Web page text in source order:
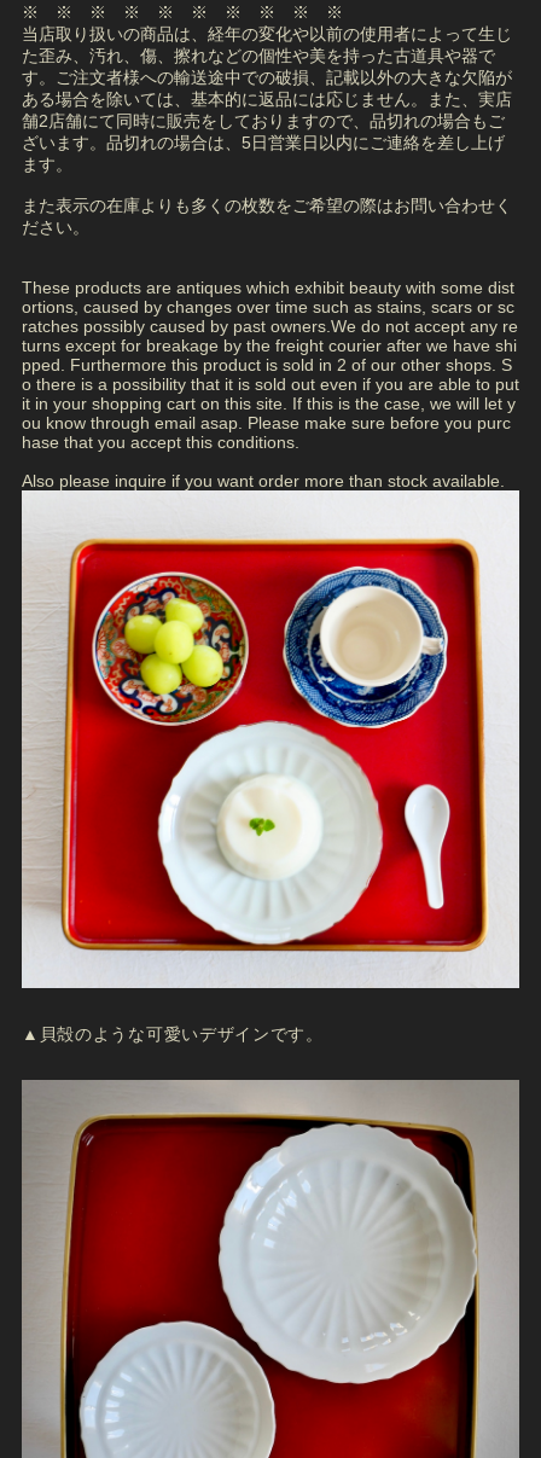
※ ※ ※ ※ ※ ※ ※ ※ ※ ※
当店取り扱いの商品は、経年の変化や以前の使用者によって生じ
た歪み、汚れ、傷、擦れなどの個性や美を持った古道具や器で
す。ご注文者様への輸送途中での破損、記載以外の大きな欠陥が
ある場合を除いては、基本的に返品には応じません。また、実店
舗2店舗にて同時に販売をしておりますので、品切れの場合もご
ざいます。品切れの場合は、5日営業日以内にご連絡を差し上げ
ます。
また表示の在庫よりも多くの枚数をご希望の際はお問い合わせく
ださい。
These products are antiques which exhibit beauty with some dist
ortions, caused by changes over time such as stains, scars or sc
ratches possibly caused by past owners.We do not accept any re
turns except for breakage by the freight courier after we have shi
pped. Furthermore this product is sold in 2 of our other shops. S
o there is a possibility that it is sold out even if you are able to put
it in your shopping cart on this site. If this is the case, we will let y
ou know through email asap. Please make sure before you purc
hase that you accept this conditions.
Also please inquire if you want order more than stock available.
▲貝殻のような可愛いデザインです。